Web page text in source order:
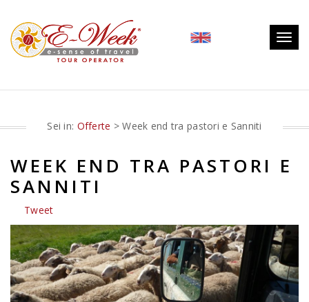
Sei in: Offerte > Week end tra pastori e Sanniti
WEEK END TRA PASTORI E
SANNITI
Tweet